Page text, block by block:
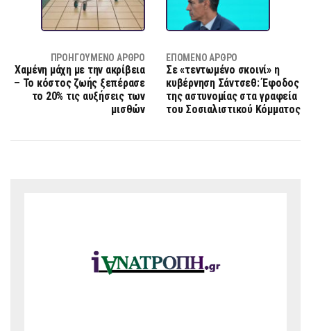
ΠΡΟΗΓΟΎΜΕΝΟ ΆΡΘΡΟ
Χαμένη μάχη με την ακρίβεια
– Το κόστος ζωής ξεπέρασε
το 20% τις αυξήσεις των
μισθών
ΕΠΌΜΕΝΟ ΆΡΘΡΟ
Σε «τεντωμένο σκοινί» η
κυβέρνηση Σάντσεθ: Έφοδος
της αστυνομίας στα γραφεία
του Σοσιαλιστικού Κόμματος